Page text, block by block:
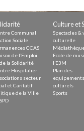
durable
Communal
Sociale
CCAS
de l’Emploi
la Solidarité
Hospitalier
secteur
et Caritatif
de la Ville
Culture et
Spectacles &
culturelle
Ecole de
l’E3M
Plan des
equipements
culturels
Sports